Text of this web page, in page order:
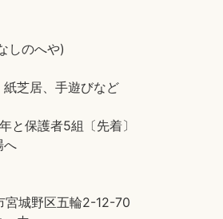
しのへや)
芝居、手遊びなど
と保護者5組〔先着〕
へ
城野区五輪2-12-70